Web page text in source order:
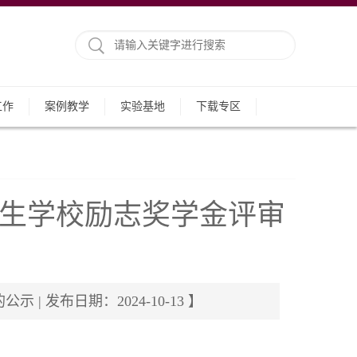
作 案例教学 实验基地 下载专区
学校励志奖学金评审
示 | 发布日期：2024-10-13 】